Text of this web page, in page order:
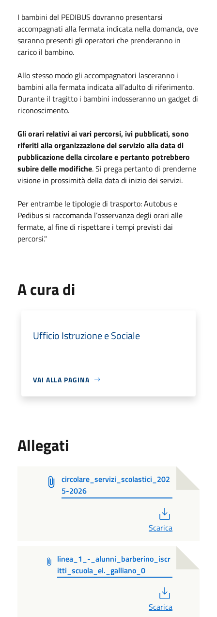
I bambini del PEDIBUS dovranno presentarsi
accompagnati alla fermata indicata nella domanda, ove
saranno presenti gli operatori che prenderanno in
carico il bambino.
Allo stesso modo gli accompagnatori lasceranno i
bambini alla fermata indicata all’adulto di riferimento.
Durante il tragitto i bambini indosseranno un gadget di
riconoscimento.
Gli orari relativi ai vari percorsi, ivi pubblicati, sono
riferiti alla organizzazione del servizio alla data di
pubblicazione della circolare e pertanto potrebbero
subire delle modifiche. Si prega pertanto di prenderne
visione in prossimità della data di inizio dei servizi.
Per entrambe le tipologie di trasporto: Autobus e
Pedibus si raccomanda l’osservanza degli orari alle
fermate, al fine di rispettare i tempi previsti dai
percorsi."
A cura di
Ufficio Istruzione e Sociale
VAI ALLA PAGINA
Allegati
circolare_servizi_scolastici_202
5-2026
Scarica
linea_1_-_alunni_barberino_iscr
itti_scuola_el._galliano_0
Scarica